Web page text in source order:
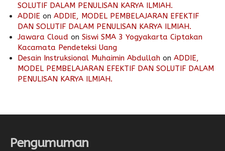
SOLUTIF DALAM PENULISAN KARYA ILMIAH.
ADDIE on ADDIE, MODEL PEMBELAJARAN EFEKTIF
DAN SOLUTIF DALAM PENULISAN KARYA ILMIAH.
Jawara Cloud on Siswi SMA 3 Yogyakarta Ciptakan
Kacamata Pendeteksi Uang
Desain Instruksional Muhaimin Abdullah on ADDIE,
MODEL PEMBELAJARAN EFEKTIF DAN SOLUTIF DALAM
PENULISAN KARYA ILMIAH.
Pengumuman